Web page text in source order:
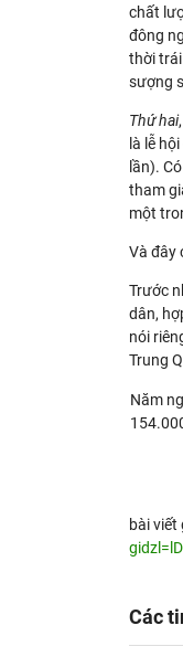
chất
đông
thời trái
sượng
Thứ hai
là lễ
lần).
tham
một
Và đây
Trước
dân,
nói
Trung
Năm
bài viết
Các